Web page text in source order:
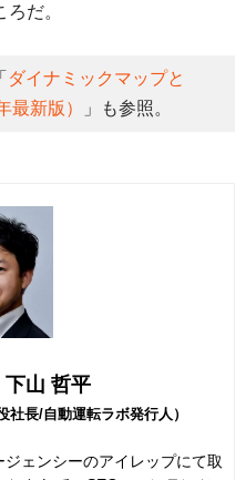
だ。
ダイナミックマップと
最新版）
」も参照。
山 哲平
社長/自動運転ラボ発行人）
ェンシーのアイレップにて取